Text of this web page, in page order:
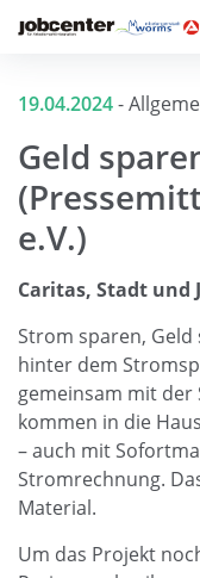
19.04.2024-
Geld
e.V.)
Caritas, Stadt und
Strom sparen, Geld
hinter dem
gemeinsam mit der
kommen in die
– auch mit
Stromrechnung.
Material.
Um das Projekt